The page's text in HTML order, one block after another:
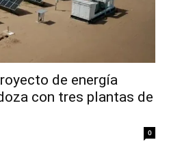
de energía
con tres plantas de
0